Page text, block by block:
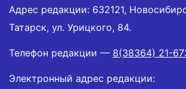
Адрес редакции: 632121,
Татарск, ул. Урицкого, 84.
Телефон редакции — 8(38364) 21-
Электронный адрес редакции: